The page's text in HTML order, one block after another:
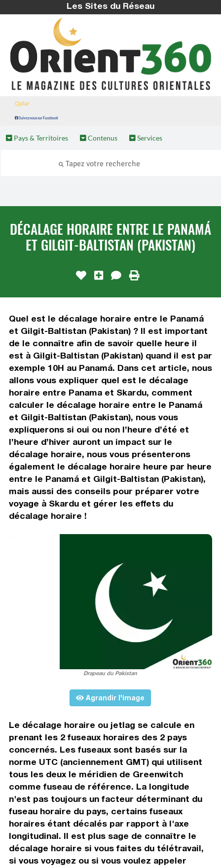
Les Sites du Réseau
Qatar
Suivez nous sur Facebook
Pays & Territoires Contenus Services
DÉCALAGE HORAIRE ENTRE LE PANAMÁ
ET GILGIT-BALTISTAN (PAKISTAN)
Quel est le décalage horaire entre le Panamá
et Gilgit-Baltistan (Pakistan) ? Il est important
de le connaître afin de savoir quelle heure il
est à Gilgit-Baltistan (Pakistan) quand il est par
exemple 10H au Panamá. Dans cet article, nous
allons vous expliquer quel est le décalage
horaire entre Panama et Skardu, comment
calculer le décalage horaire entre le Panamá
et Gilgit-Baltistan (Pakistan), nous vous
expliquerons si oui ou non l’heure d’été et
l’heure d’hiver auront un impact sur le
décalage horaire, nous vous présenterons
également le décalage horaire heure par heure
entre le Panamá et Gilgit-Baltistan (Pakistan),
mais aussi des conseils pour préparer votre
voyage à Skardu et gérer les effets du
décalage horaire !
Drapeau du Pakistan
Agrandir l'image
Le décalage horaire ou jetlag se calcule en
prenant les 2 fuseaux horaires des 2 pays
concernés. Les fuseaux sont basés sur la
norme UTC (anciennement GMT) qui utilisent
tous les deux le méridien de Greenwitch
comme fuseau de référence. La longitude
n'est pas toujours un facteur déterminant du
fuseau horaire du pays, certains fuseaux
horaires étant décalés par rapport à l'axe
longitudinal. Il est plus sage de connaître le
décalage horaire si vous faites du télétravail,
si vous voyagez ou si vous voulez appeler